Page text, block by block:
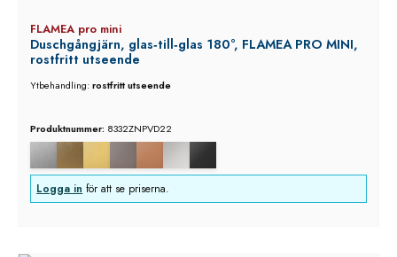
FLAMEA pro mini
Duschgångjärn, glas‑till‑glas 180°, FLAMEA PRO MINI,
rostfritt utseende
Ytbehandling:rostfritt utseende
Produktnummer: 8332ZNPVD22
Logga in för att se priserna.